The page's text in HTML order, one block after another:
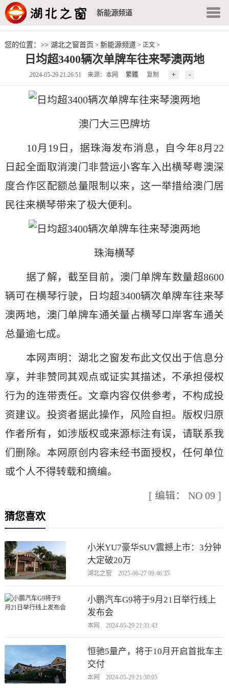
新能源频道
您的位置：>> 湖北之窗首页 > 新能源频道 > 正文 >
日均超3400辆次单牌车往来琴澳两地
2024-05-29 21:26:51 来源：本网 繁體 复制
澳门大三巴牌坊
10月19日，据珠海发布消息，自今年8月22
日起全面取消澳门非营运小客车入出横琴粤澳深
度合作区配额总量限制以来，这一举措给澳门居
民往来横琴带来了极大便利。
珠海横琴
据了解，截至目前，澳门单牌车数量超8600
辆可在横琴行驶，日均超3400辆次单牌车往来琴
澳两地，澳门单牌车通关量占横琴口岸客车通关
总量逾七成。
本网声明：湖北之窗发布此文仅出于信息分
享，并非赞同其观点或证实其描述，不承担侵权
行为的连带责任。文章内容仅供参考，不构成投
资建议。投资者据此操作，风险自担。版权归原
作者所有，如涉版权或来源标注有误，请联系我
们删除。本网原创内容未经书面授权，任何单位
或个人不得转载和摘编。
[ 编辑： NO 09 ]
猜您喜欢
小米YU7豪华SUV震撼上市：3分钟
大定破20万
湖北之窗 2025-06-27 09:46:35
小鹏汽车G9将于9月21日举行线上
发布会
本网 2024-05-29 21:31:43
恒驰5量产，将于10月开启首批车主
交付
本网 2024-05-29 21:30:05